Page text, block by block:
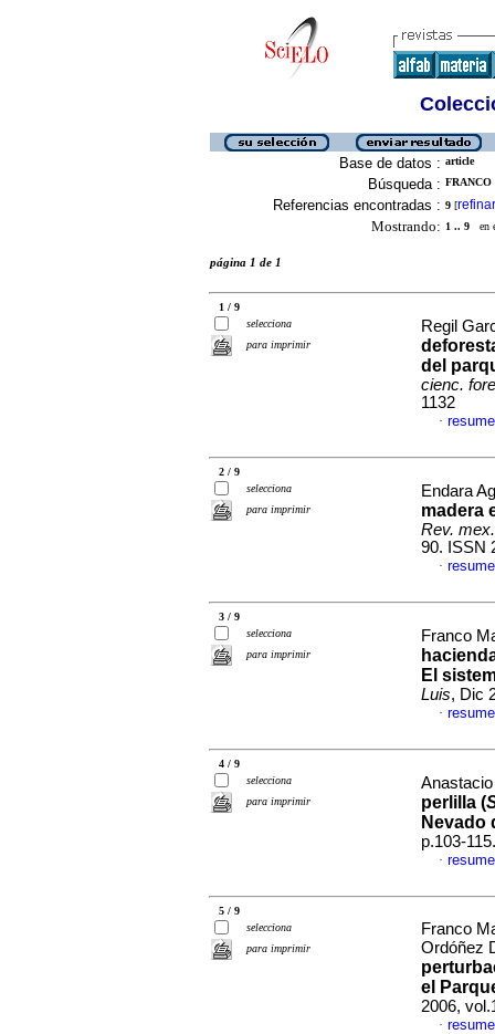
Base de datos : article
Búsqueda :
Referencias encontradas : 9 [refinar
Mostrando: 1 .. 9 en
página 1 de 1
1 / 9
selecciona
para imprimir
Regil
del
cienc.
1132
·
2 / 9
selecciona
para imprimir
Endara
madera
Rev.
90. ISSN
·
3 / 9
selecciona
para imprimir
Franco
El
Luis, Dic
·
4 / 9
selecciona
para imprimir
perlilla (
Nevado
p.103-
·
5 / 9
selecciona
para imprimir
Franco
Ordóñez
el
2006,
·